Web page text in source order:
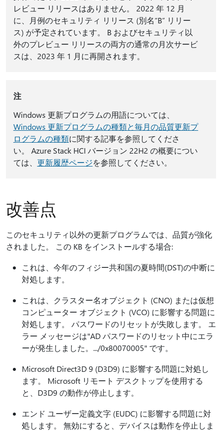
レビュー リリースはありません。 2022 年 12 月
に、月例のセキュリティ リリース (別名“B” リリー
ス) が予定されています。 B およびセキュリティ以
外のプレビュー リリースの両方の通常の月次サービ
スは、2023 年 1 月に再開されます。
注
Windows 更新プログラムの用語については、
Windows 更新プログラムの種類と毎月の品質更新プ
ログラムの種類に関する記事を参照してくださ
い。
Azure Stack HCI バージョン 22H2 の概要につい
ては、 更新履歴ページを参照してください。
改善点
このセキュリティ以外の更新プログラムでは、品質が強化
されました。 この KB をインストールする場合:
これは、今年のフィジー共和国の夏時間(DST)の中断に
対処します。
これは、クラスター名オブジェクト (CNO) または仮想
コンピューター オブジェクト (VCO) に影響する問題に
対処します。 パスワードのリセットが失敗します。 エ
ラー メッセージは"AD パスワードのリセット中にエラ
ーが発生しました。.../0x80070005" です。
Microsoft Direct3D 9 (D3D9) に影響する問題に対処し
ます。 Microsoft リモート デスクトップを使用する
と、D3D9 の動作が停止します。
エンド ユーザー定義文字 (EUDC) に影響する問題に対
処します。 無効にすると、デバイスは動作を停止しま